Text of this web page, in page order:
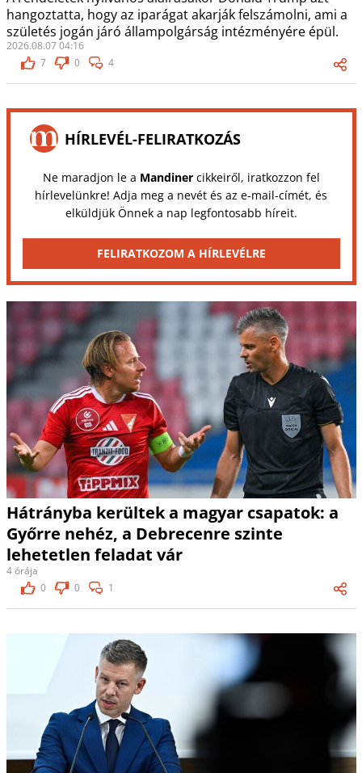
hangoztatta, hogy az iparágat akarják felszámolni, ami a
születés jogán járó állampolgárság intézményére épül.
2026.08.07 04:16
7
0 4
HÍRLEVÉL-FELIRATKOZÁS
Ne maradjon le a Mandinercikkeiről, iratkozzon fel
hírlevelünkre! Adja meg a nevét és az e-mail-címét, és
elküldjük Önnek a nap legfontosabb híreit.
FELIRATKOZOM A HÍRLEVÉLRE
Hátrányba kerültek a magyar csapatok: a
Győrre nehéz, a Debrecenre szinte
lehetetlen feladat vár
4 órája
0
0 1